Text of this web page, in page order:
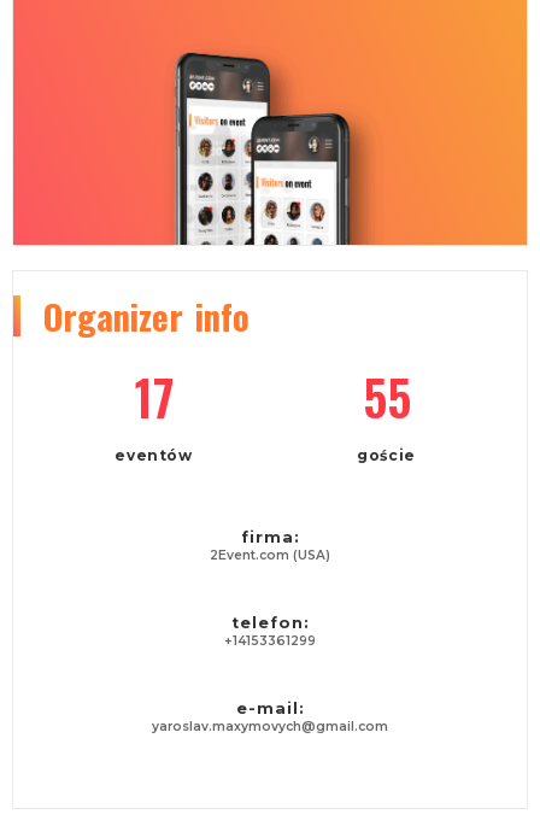
Organizer info
17
eventów
55
goście
firma:
2Event.com (USA)
telefon:
+14153361299
e-mail:
yaroslav.maxymovych@gmail.com